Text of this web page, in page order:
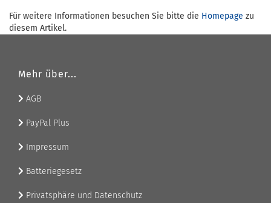
Für weitere Informationen besuchen Sie bitte die Homepage zu
diesem Artikel.
Mehr über...
AGB
PayPal Plus
Impressum
Batteriegesetz
Privatsphäre und Datenschutz